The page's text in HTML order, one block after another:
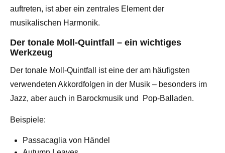
auftreten, ist aber ein zentrales Element der
musikalischen Harmonik.
Der tonale Moll-Quintfall – ein wichtiges
Werkzeug
Der tonale Moll-Quintfall ist eine der am häufigsten
verwendeten Akkordfolgen in der Musik – besonders im
Jazz, aber auch in Barockmusik und Pop-Balladen.
Beispiele:
Passacaglia von Händel